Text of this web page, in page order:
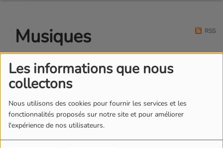
Les informations que nous
collectons
Nous utilisons des cookies pour fournir les services et les
fonctionnalités proposés sur notre site et pour améliorer
l'expérience de nos utilisateurs.
Musiques RSS